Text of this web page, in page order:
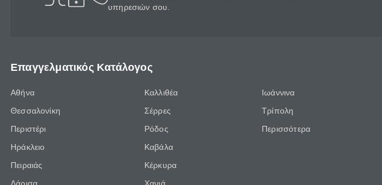
υπηρεσιών σου.
Επαγγελματικός Κατάλογος
Αθήνα
Θεσσαλονίκη
Περιστέρι
Ηράκλειο
Πειραιάς
Καλλιθέα
Σέρρες
Ρόδος
Καβάλα
Κέρκυρα
Ιωάννινα
Τρίπολη
Περισσότερα